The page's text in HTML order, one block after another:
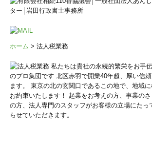
小規模宅地等の特例
事業承継対策
相談の流れ
ホーム > 法人税業務